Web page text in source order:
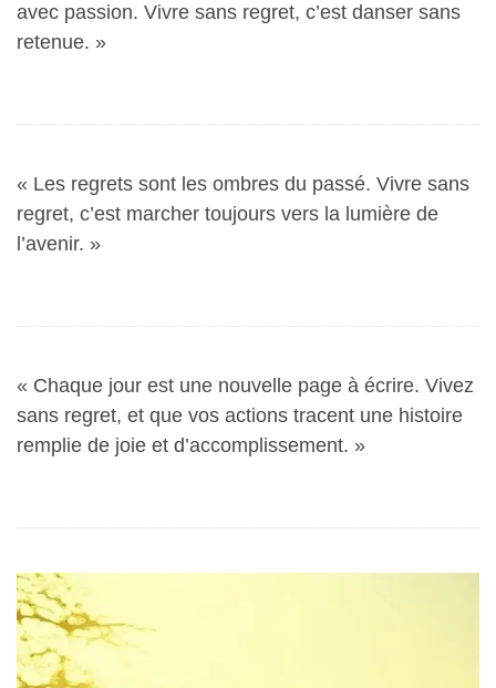
avec passion. Vivre sans regret, c’est danser sans
retenue. »
« Les regrets sont les ombres du passé. Vivre sans
regret, c’est marcher toujours vers la lumière de
l’avenir. »
« Chaque jour est une nouvelle page à écrire. Vivez
sans regret, et que vos actions tracent une histoire
remplie de joie et d’accomplissement. »